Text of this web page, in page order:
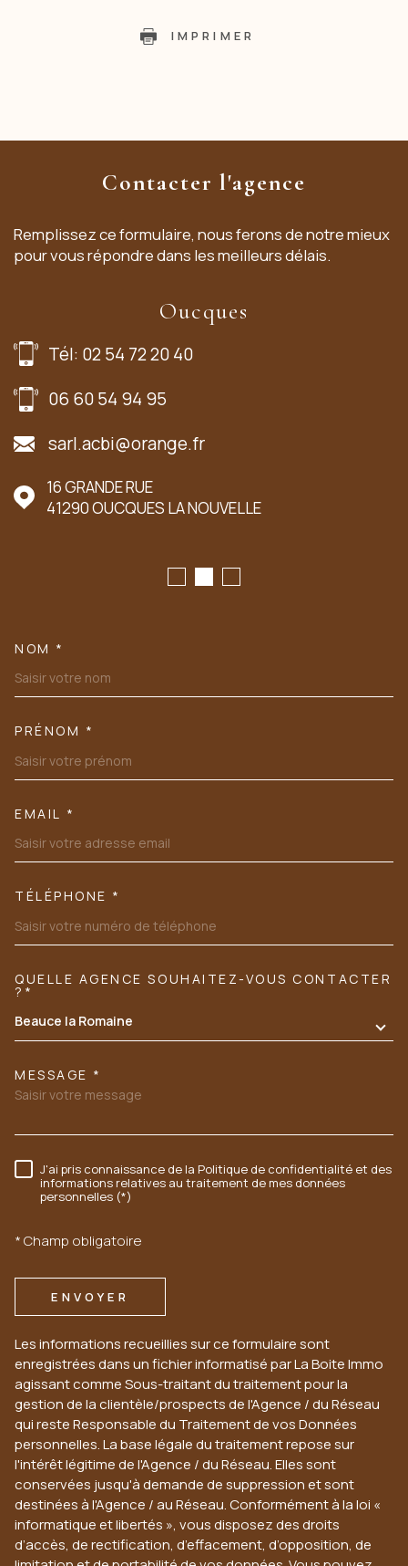
IMPRIMER
Contacter l'agence
Remplissez ce formulaire, nous ferons de notre mieux
pour vous répondre dans les meilleurs délais.
Oucques
Tél: 02 54 72 20 40
06 60 54 94 95
sarl.acbi@orange.fr
16 GRANDE RUE
41290 OUCQUES LA NOUVELLE
NOM *
PRÉNOM *
EMAIL *
TÉLÉPHONE *
TRAD_MELTEM_VOREDEMANDE
QUELLE AGENCE SOUHAITEZ-VOUS CONTACTER
?*
Beauce la Romaine
MESSAGE *
RÈGLEMENTATION
J'ai pris connaissance de la Politique de confidentialité et des
informations relatives au traitement de mes données
personnelles (*)
* Champ obligatoire
ENVOYER
Les informations recueillies sur ce formulaire sont
enregistrées dans un fichier informatisé par La Boite Immo
agissant comme Sous-traitant du traitement pour la
gestion de la clientèle/prospects de l'Agence / du Réseau
qui reste Responsable du Traitement de vos Données
personnelles. La base légale du traitement repose sur
l'intérêt légitime de l'Agence / du Réseau. Elles sont
conservées jusqu'à demande de suppression et sont
destinées à l'Agence / au Réseau. Conformément à la loi «
informatique et libertés », vous disposez des droits
d’accès, de rectification, d’effacement, d’opposition, de